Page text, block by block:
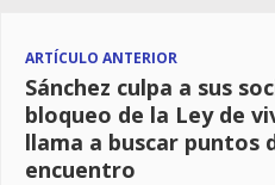
ARTÍCULO ANTERIOR
Sánchez culpa a sus
bloqueo de la Ley de
llama a buscar puntos
encuentro